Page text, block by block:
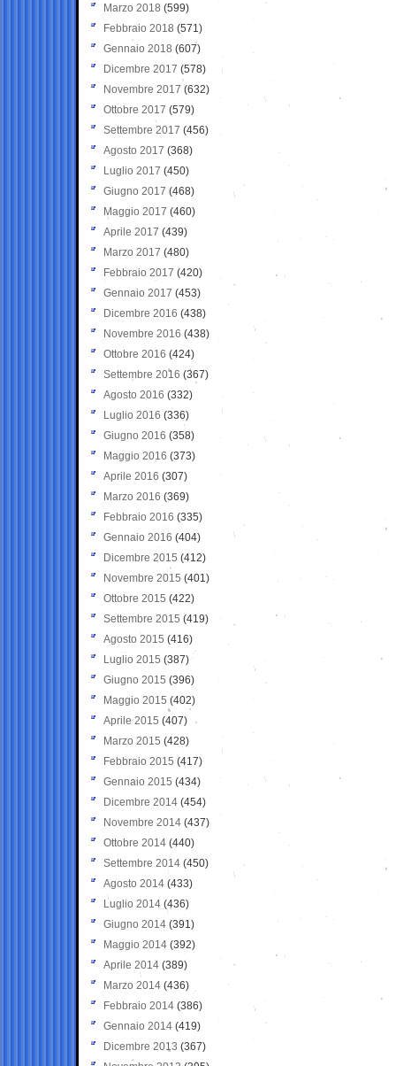
Marzo 2018 (599)
Febbraio 2018 (571)
Gennaio 2018 (607)
Dicembre 2017 (578)
Novembre 2017 (632)
Ottobre 2017 (579)
Settembre 2017 (456)
Agosto 2017 (368)
Luglio 2017 (450)
Giugno 2017 (468)
Maggio 2017 (460)
Aprile 2017 (439)
Marzo 2017 (480)
Febbraio 2017 (420)
Gennaio 2017 (453)
Dicembre 2016 (438)
Novembre 2016 (438)
Ottobre 2016 (424)
Settembre 2016 (367)
Agosto 2016 (332)
Luglio 2016 (336)
Giugno 2016 (358)
Maggio 2016 (373)
Aprile 2016 (307)
Marzo 2016 (369)
Febbraio 2016 (335)
Gennaio 2016 (404)
Dicembre 2015 (412)
Novembre 2015 (401)
Ottobre 2015 (422)
Settembre 2015 (419)
Agosto 2015 (416)
Luglio 2015 (387)
Giugno 2015 (396)
Maggio 2015 (402)
Aprile 2015 (407)
Marzo 2015 (428)
Febbraio 2015 (417)
Gennaio 2015 (434)
Dicembre 2014 (454)
Novembre 2014 (437)
Ottobre 2014 (440)
Settembre 2014 (450)
Agosto 2014 (433)
Luglio 2014 (436)
Giugno 2014 (391)
Maggio 2014 (392)
Aprile 2014 (389)
Marzo 2014 (436)
Febbraio 2014 (386)
Gennaio 2014 (419)
Dicembre 2013 (367)